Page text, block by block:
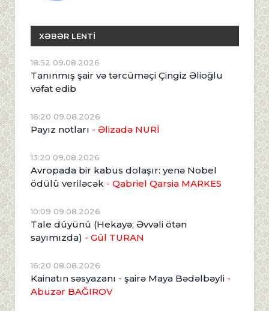
XƏBƏR LENTİ
18:52 09.08.2026
Tanınmış şair və tərcüməçi Çingiz Əlioğlu
vəfat edib
16:20 09.08.2026
Payız notları - Əlizadə NURİ
13:20 09.08.2026
Avropada bir kabus dolaşır: yenə Nobel
ödülü veriləcək - Qabriel Qarsia MARKES
10:09 09.08.2026
Tale düyünü (Hekayə; Əvvəli ötən
sayımızda) - Gül TURAN
16:20 08.08.2026
Kainatın səsyazanı - şairə Maya Bədəlbəyli -
Abuzər BAĞIROV